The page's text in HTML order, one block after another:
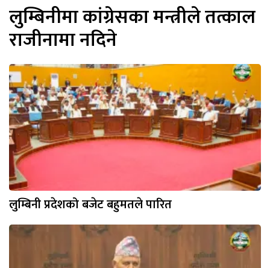
लुम्बिनीमा कांग्रेसका मन्त्रीले तत्काल
राजीनामा नदिने
लुम्बिनी प्रदेशको बजेट बहुमतले पारित